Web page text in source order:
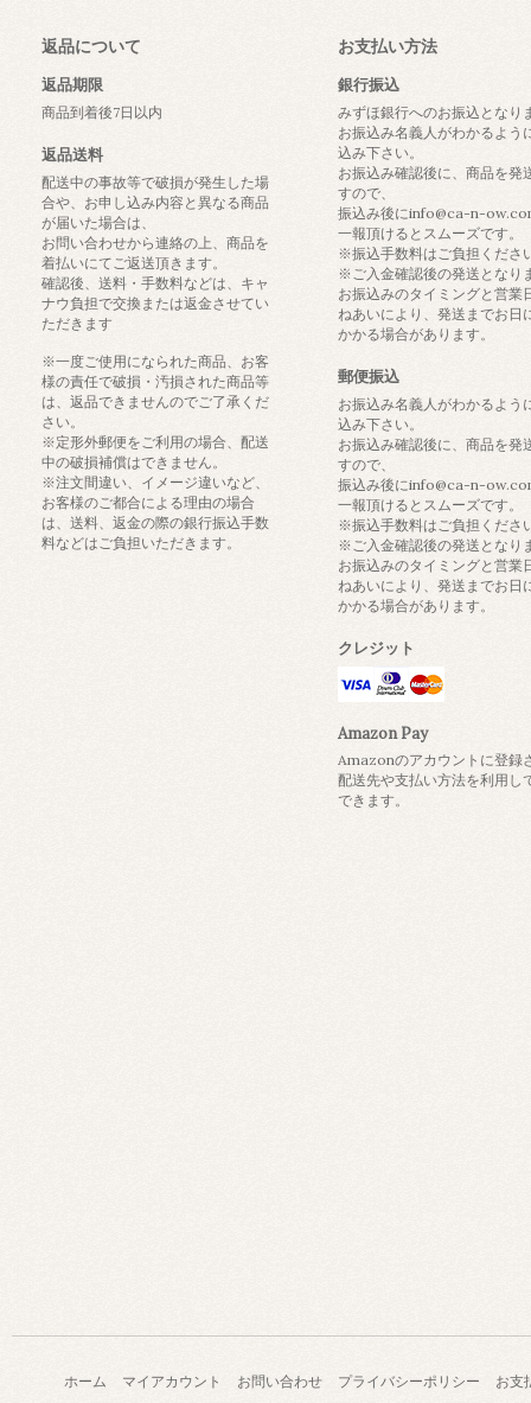
返品について
返品期限
商品到着後7日以内
返品送料
配送中の事故等で破損が発生した場
合や、お申し込み内容と異なる商品
が届いた場合は、
お問い合わせから連絡の上、商品を
着払いにてご返送頂きます。
確認後、送料・手数料などは、キャ
ナウ負担で交換または返金させてい
ただきます
※一度ご使用になられた商品、お客
様の責任で破損・汚損された商品等
は、返品できませんのでご了承くだ
さい。
※定形外郵便をご利用の場合、配送
中の破損補償はできません。
※注文間違い、イメージ違いなど、
お客様のご都合による理由の場合
は、送料、返金の際の銀行振込手数
料などはご負担いただきます。
お支払い方法
銀行振込
みずほ銀行へのお振込となり
お振込み名義人がわかるよう
込み下さい。
お振込み確認後に、商品を発
すので、
振込み後にinfo@ca-n-
一報頂けるとスムーズです。
※振込手数料はご負担くださ
※ご入金確認後の発送となり
お振込みのタイミングと営業
ねあいにより、発送までお日
かかる場合があります。
郵便振込
お振込み名義人がわかるよう
込み下さい。
お振込み確認後に、商品を発
すので、
振込み後にinfo@ca-n-
一報頂けるとスムーズです。
※振込手数料はご負担くださ
※ご入金確認後の発送となり
お振込みのタイミングと営業
ねあいにより、発送までお日
かかる場合があります。
クレジット
Amazon Pay
Amazonのアカウントに登録
配送先や支払い方法を利用し
できます。
ホーム マイアカウント お問い合わせ プライバシーポリシー お支